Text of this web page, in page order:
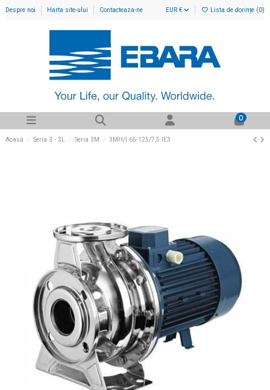
Despre noi Harta site-ului Contacteaza-ne EUR € Lista de dorințe (0)
0
Acasă Seria 3 - 3L Seria 3M 3MH/I 65-125/7,5 IE3